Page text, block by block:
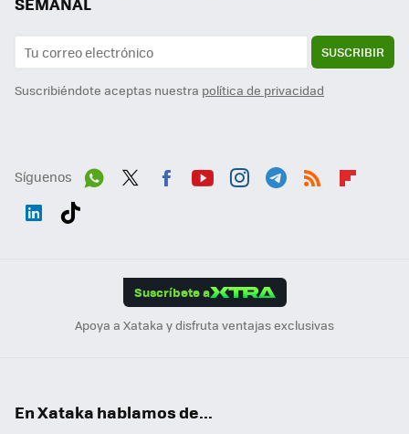
SUSCRIBIR
Suscribiéndote aceptas nuestra política de privacidad
Síguenos
Suscríbete a
Apoya a Xataka y disfruta ventajas exclusivas
En Xataka hablamos de...